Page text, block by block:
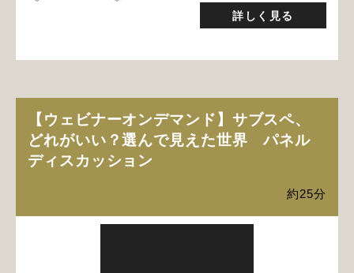
詳しく見る
【ウェビナーオンデマンド】サブスペ、
どれがいい？選んで見えた世界 パネル
ディスカッション
約25分